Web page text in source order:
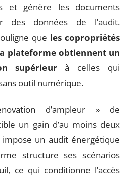
et génère les documents
des données de l’audit.
que les copropriétés
plateforme obtiennent un
supérieurà celles qui
outil numérique.
d’ampleur » de
un gain d’au moins deux
impose un audit énergétique
structure ses scénarios
ce qui conditionne l’accès